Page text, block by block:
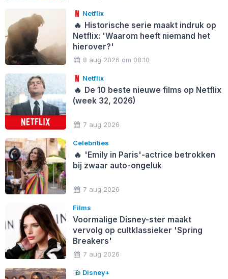
Netflix
🔥 Historische serie maakt indruk op
Netflix: 'Waarom heeft niemand het
hierover?'
8 aug 2026 om 08:10
Netflix
🔥 De 10 beste nieuwe films op Netflix
(week 32, 2026)
7 aug 2026
Celebrities
🔥 'Emily in Paris'-actrice betrokken
bij zwaar auto-ongeluk
7 aug 2026
Films
Voormalige Disney-ster maakt
vervolg op cultklassieker 'Spring
Breakers'
7 aug 2026
Disney+